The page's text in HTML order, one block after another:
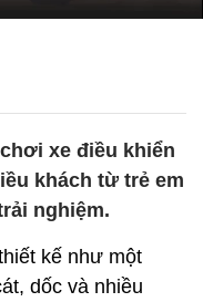
xe điều khiển
khách từ trẻ em
nghiệm.
kế như một
dốc và nhiều